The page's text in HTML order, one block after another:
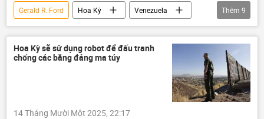
Gerald R. Ford Hoa Kỳ
Venezuela
thông tin
Thế giới
phương Tây
Nicolas Maduro
Chính trị
Lầu Năm Góc
Washington
Thêm 9
Hoa Kỳ sẽ sử dụng robot để đấu tranh
chống các băng đảng ma túy
14 Tháng Mười Một 2025, 22:17